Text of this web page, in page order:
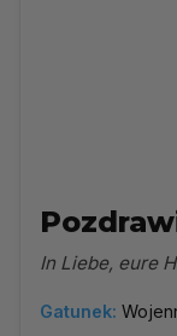
In Liebe, eure
Gatunek: